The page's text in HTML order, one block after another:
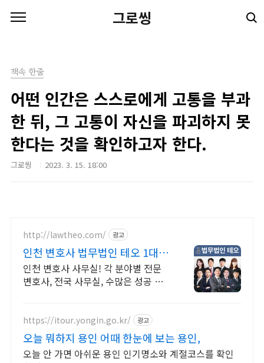
그로씽
책속 한줄
어떤 인간은 스스로에게 고통을 부과
한 뒤, 그 고통이 자신을 파괴하지 못
한다는 것을 확인하고자 한다.
그로씽 2023. 3. 15. 18:00
http://lawtheo.com/ 광고
인천 변호사 법무법인 테오 1대1
변호사 직접 상담!
인천 변호사 사무실! 각 분야별 전문
변호사, 전국 사무실, 수많은 성공 경
https://itour.yongin.go.kr/ 광고
오늘 뭐하지 용인 어때 한눈에 보는 용인,
오늘 안 가면 아쉬운 용인 인기명소와 계절코스를 확인